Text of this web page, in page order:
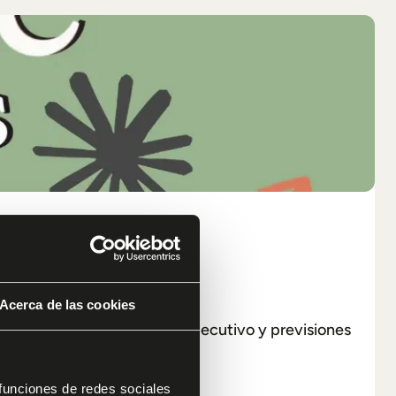
Acerca de las cookies
de redes sociales
automatizar el reporting ejecutivo y previsiones
sola línea de código.